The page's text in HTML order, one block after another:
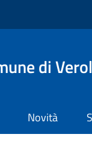
di
Novità